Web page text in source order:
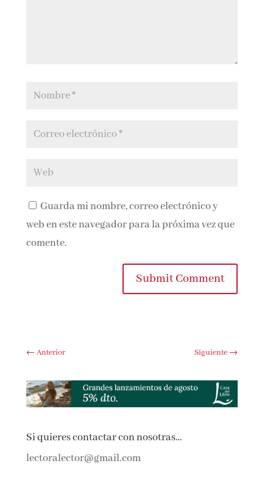
Guarda mi nombre, correo electrónico y
web en este navegador para la próxima vez que
comente.
Submit Comment
←Anterior Siguiente→
Si quieres contactar con nosotras…
lectoralector@gmail.com